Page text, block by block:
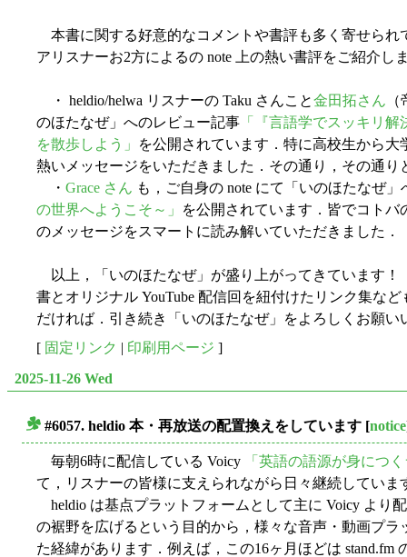
本書に関する好意的なコメントや書評も多く寄せられ
アリスナーお2方によるの note 上の熱い書評をご紹介し
・ heldio/helwa リスナーの Taku さんこと金田拓さん
のほたなぜ」へのレビュー記事 「『言語学でスッキリ
を散歩しよう」
を公開されています．特に高校生から
熱いメッセージをいただきました．その通り，その通り
・ Grace さん も，ご自身の note にて「いのほたなぜ
の世界へようこそ～」
を公開されています．皆でコト
のメッセージをスマートに読み解いていただきました．
以上，「いのほたなぜ」が盛り上がってきています
書とオリジナル YouTube 配信回を紐付けたリンク集な
だければ．引き続き「いのほたなぜ」をよろしくお願い
[ 固定リンク | 印刷用ページ ]
2025-11-26 Wed
#6057. heldio 本・再放送の配置換えをしています [notice
毎朝6時に配信している Voicy
「英語の語源が身につ
て，リスナーの皆様に支えられながら日々継続していま
heldio は基点プラットフォームとして主に Voicy より
の裾野を広げるという目的から，様々な音声・動画プ
た経緯があります．例えば，この16ヶ月ほどは stand.fm